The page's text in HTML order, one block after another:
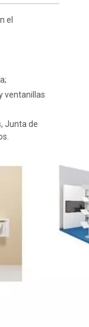
el
ventanillas
Junta de